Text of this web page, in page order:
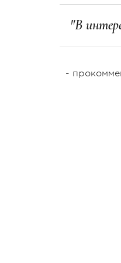
"В
-